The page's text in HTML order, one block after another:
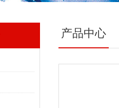
产品中心